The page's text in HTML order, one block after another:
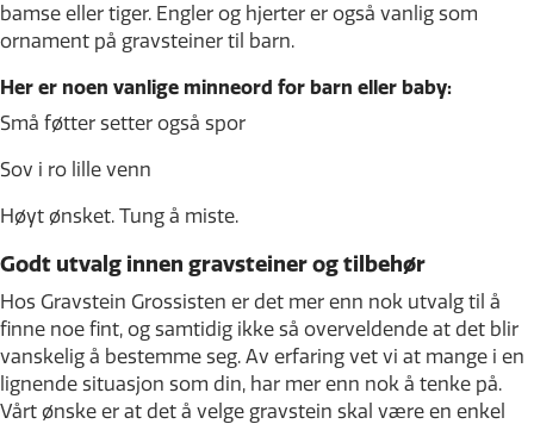
bamse eller tiger. Engler og hjerter er også vanlig som
ornament på gravsteiner til barn.
Her er noen vanlige minneord for barn eller baby:
Små føtter setter også spor
Sov i ro lille venn
Høyt ønsket. Tung å miste.
Godt utvalg innen gravsteiner og tilbehør
Hos Gravstein Grossisten er det mer enn nok utvalg til å
finne noe fint, og samtidig ikke så overveldende at det blir
vanskelig å bestemme seg. Av erfaring vet vi at mange i en
lignende situasjon som din, har mer enn nok å tenke på.
Vårt ønske er at det å velge gravstein skal være en enkel